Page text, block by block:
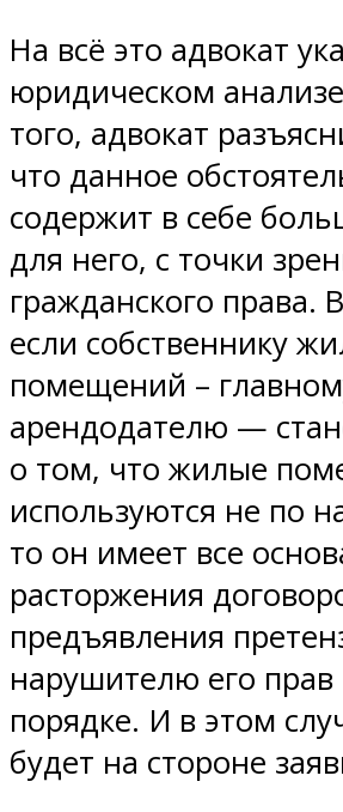
На всё это адвокат
юридическом
того, адвокат
что данное
содержит в себе
для него, с точки
гражданского права.
если собственнику
помещений –
арендодателю —
о том, что жилые
используются не по
то он имеет все
расторжения
предъявления
нарушителю его
порядке. И в этом
будет на стороне